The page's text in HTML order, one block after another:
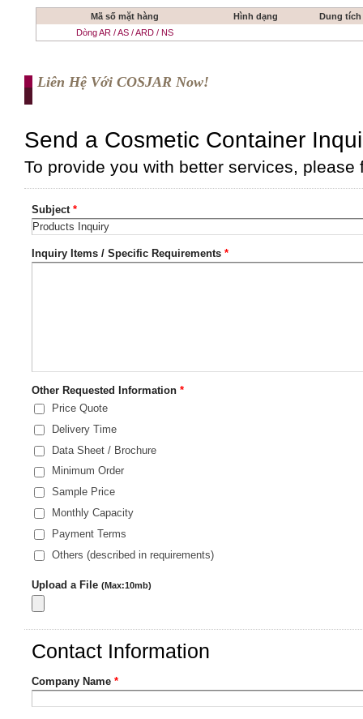
Mã số mặt hàng Hình dạng
Dung tích
Dòng AR / AS / ARD / NS
Liên Hệ Với COSJAR Now!